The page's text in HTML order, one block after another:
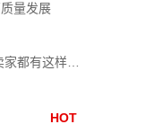
量发展
HOT